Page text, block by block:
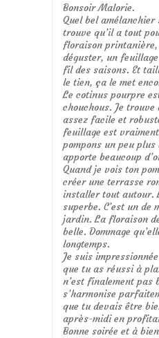
Bonsoir Malorie.
Quel bel amélanchier
trouve qu’il a tout
floraison printanière,
déguster, un
fil des saisons. Et
le tien, ça le met
Le cotinus pourpre
chouchous. Je trouve
assez facile et
feuillage est
pompons un peu
apporte beaucoup
Quand je vois ton
créer une terrasse
installer tout autour.
superbe. C’est un de
jardin. La floraison
belle. Dommage
longtemps.
Je suis
que tu as réussi à
n’est finalement pas
s’harmonise
que tu devais être
après-midi en
Bonne soirée et à